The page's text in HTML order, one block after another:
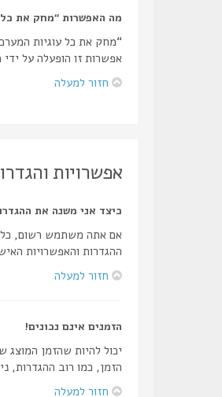
מה האפשרות “מחק את
“מחק את כל עוגיות
אפשרות זו הופעלה על
חזור למעלה
אפשרויות
כיצד אני משנה את
אם אתה משתמש רשום, כל
ההגדרות והאפשרויות
חזור למעלה
הזמנים אינם נכונים!
יכול להיות שהזמן
הזמן, כמו רוב ההגדרות,
חזור למעלה